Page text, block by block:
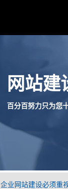
网站建
百分百努力只为您
企业网站建设必须重